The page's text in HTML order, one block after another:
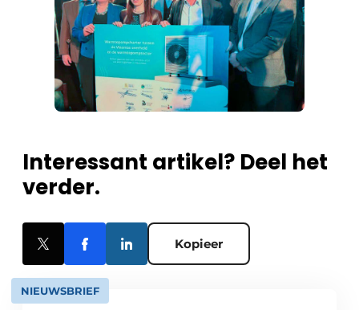
Interessant artikel? Deel het
verder.
Kopieer
NIEUWSBRIEF